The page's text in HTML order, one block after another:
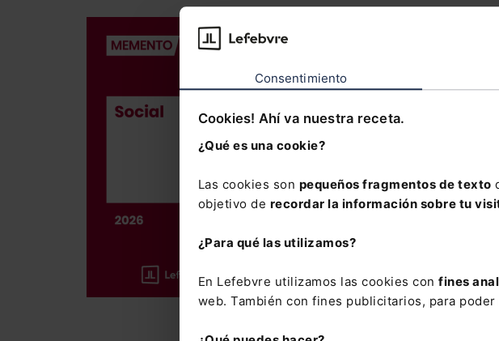
Consentimiento
Cookies! Ahí va nuestra receta.
¿Qué es una cookie?
Las cookies son pequeños fragmentos de texto
objetivo de recordar la información sobre tu
¿Para qué las utilizamos?
En Lefebvre utilizamos las cookies con fines
web. También con fines publicitarios, para
186,00€
laboral y de la Seguridad Social
año, así como la jurisprudencia
La suscripción al Memento